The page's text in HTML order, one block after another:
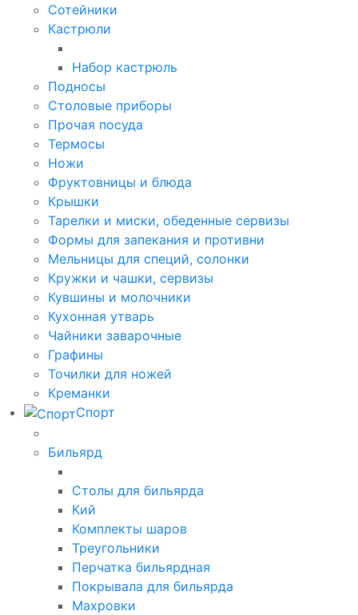
Сотейники
Кастрюли
Набор кастрюль
Подносы
Столовые приборы
Прочая посуда
Термосы
Ножи
Фруктовницы и блюда
Крышки
Тарелки и миски, обеденные сервизы
Формы для запекания и противни
Мельницы для специй, солонки
Кружки и чашки, сервизы
Кувшины и молочники
Кухонная утварь
Чайники заварочные
Графины
Точилки для ножей
Креманки
Спорт
Бильярд
Столы для бильярда
Кий
Комплекты шаров
Треугольники
Перчатка бильярдная
Покрывала для бильярда
Махровки